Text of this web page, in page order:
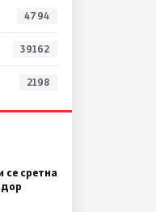
4794
39162
2198
сретна